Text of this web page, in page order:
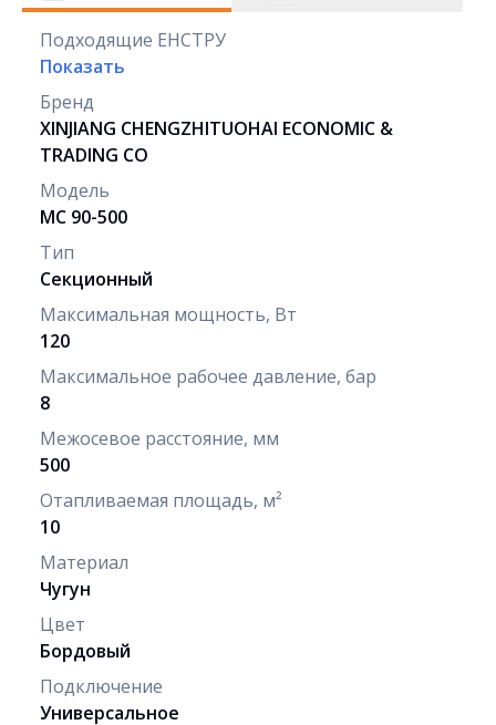
Подходящие ЕНСТРУ
Показать
Бренд
XINJIANG CHENGZHITUOHAI ECONOMIC &
TRADING CO
Модель
МС 90-500
Тип
Секционный
Максимальная мощность, Вт
120
Максимальное рабочее давление, бар
8
Межосевое расстояние, мм
500
Отапливаемая площадь, м²
10
Материал
Чугун
Цвет
Бордовый
Подключение
Универсальное